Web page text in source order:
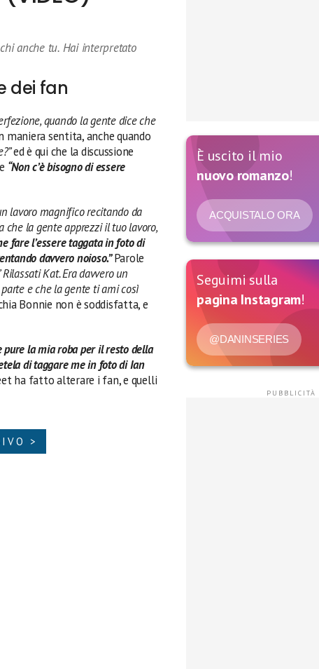
anche tu. Hai interpretato
dei fan
quando la gente dice che
sentita, anche quando
ed è qui che la discussione
“Non c’è bisogno di essere
lavoro magnifico recitando da
che la gente apprezzi il tuo lavoro,
fare l’essere taggata in foto di
davvero noioso.”Parole
Rilassati Kat. Era davvero un
e che la gente ti ami così
Bonnie non è soddisfatta, e
pure la mia roba per il resto della
di taggare me in foto di Ian
ha fatto alterare i fan, e quelli
>
È uscito il mio
nuovo romanzo!
ACQUISTALO ORA
Seguimi sulla
pagina Instagram!
@DANINSERIES